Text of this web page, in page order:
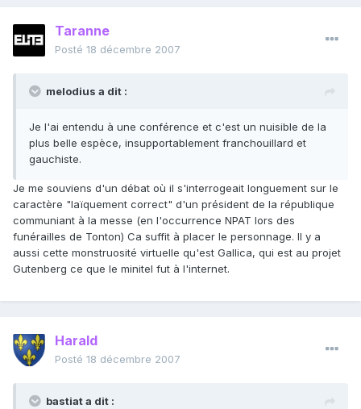
Taranne
Posté 18 décembre 2007
melodius a dit :
Je l'ai entendu à une conférence et c'est un nuisible de la
plus belle espèce, insupportablement franchouillard et
gauchiste.
Je me souviens d'un débat où il s'interrogeait longuement sur le
caractère "laïquement correct" d'un président de la république
communiant à la messe (en l'occurrence NPAT lors des
funérailles de Tonton) Ca suffit à placer le personnage. Il y a
aussi cette monstruosité virtuelle qu'est Gallica, qui est au projet
Gutenberg ce que le minitel fut à l'internet.
Harald
Posté 18 décembre 2007
bastiat a dit :